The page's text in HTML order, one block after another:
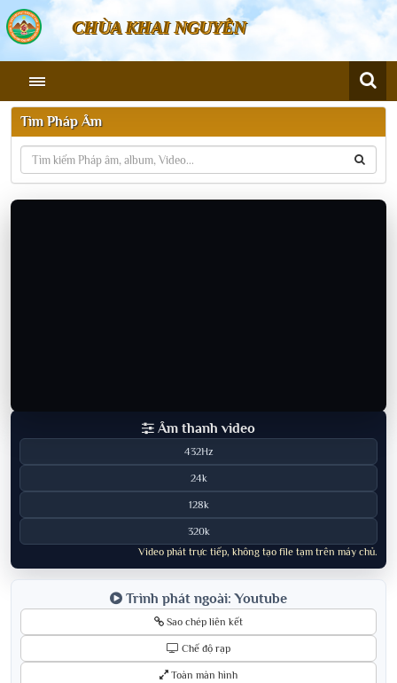
CHÙA KHAI NGUYÊN
Tìm Pháp Âm
Âm thanh video
432Hz
24k
128k
320k
Video phát trực tiếp, không tạo file tạm trên máy chủ.
Trình phát ngoài: Youtube
Sao chép liên kết
Chế độ rạp
Toàn màn hình